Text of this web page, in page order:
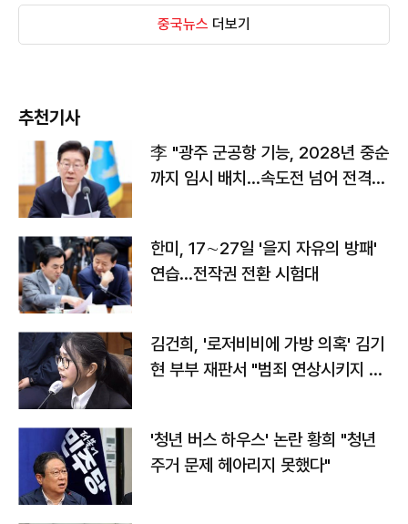
중국뉴스 더보기
추천기사
李 "광주 군공항 기능, 2028년 중순
까지 임시 배치…속도전 넘어 전격
한미, 17∼27일 '을지 자유의 방패'
연습…전작권 전환 시험대
김건희, '로저비비에 가방 의혹' 김기
현 부부 재판서 "범죄 연상시키지 말
'청년 버스 하우스' 논란 황희 "청년
주거 문제 헤아리지 못했다"